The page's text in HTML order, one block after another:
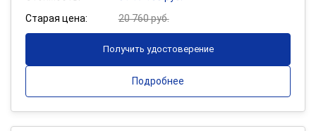
Старая цена:
20 760 руб.
Получить удостоверение
Подробнее